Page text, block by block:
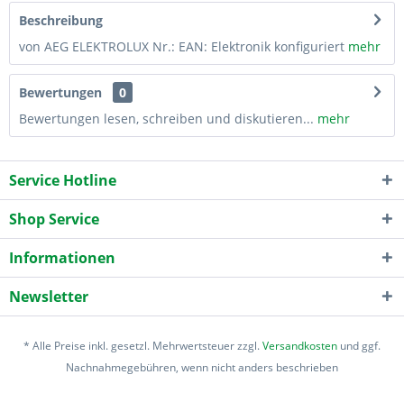
Beschreibung
von AEG ELEKTROLUX Nr.: EAN: Elektronik konfiguriert mehr
Bewertungen
0
Bewertungen lesen, schreiben und diskutieren... mehr
Service Hotline
Shop Service
Informationen
Newsletter
* Alle Preise inkl. gesetzl. Mehrwertsteuer zzgl.Versandkosten und ggf.
Nachnahmegebühren, wenn nicht anders beschrieben